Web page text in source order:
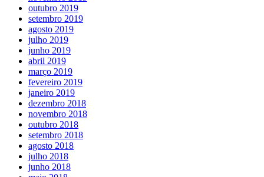
outubro 2019
setembro 2019
agosto 2019
julho 2019
junho 2019
abril 2019
março 2019
fevereiro 2019
janeiro 2019
dezembro 2018
novembro 2018
outubro 2018
setembro 2018
agosto 2018
julho 2018
junho 2018